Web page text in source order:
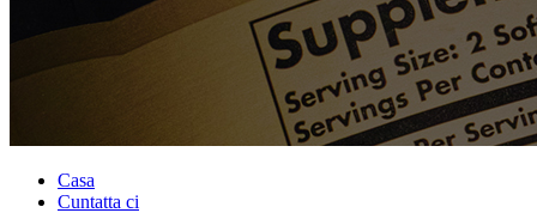
Casa
Cuntatta ci